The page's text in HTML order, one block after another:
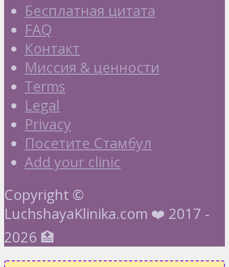
Бесплатная цитата
FAQ
Контакт
Миссия & ценности
Terms
Legal
Privacy
Посетите Стамбул
Add your clinic
Copyright ©
LuchshayaKlinika.com ❤️ 2017 -
2026 🏥